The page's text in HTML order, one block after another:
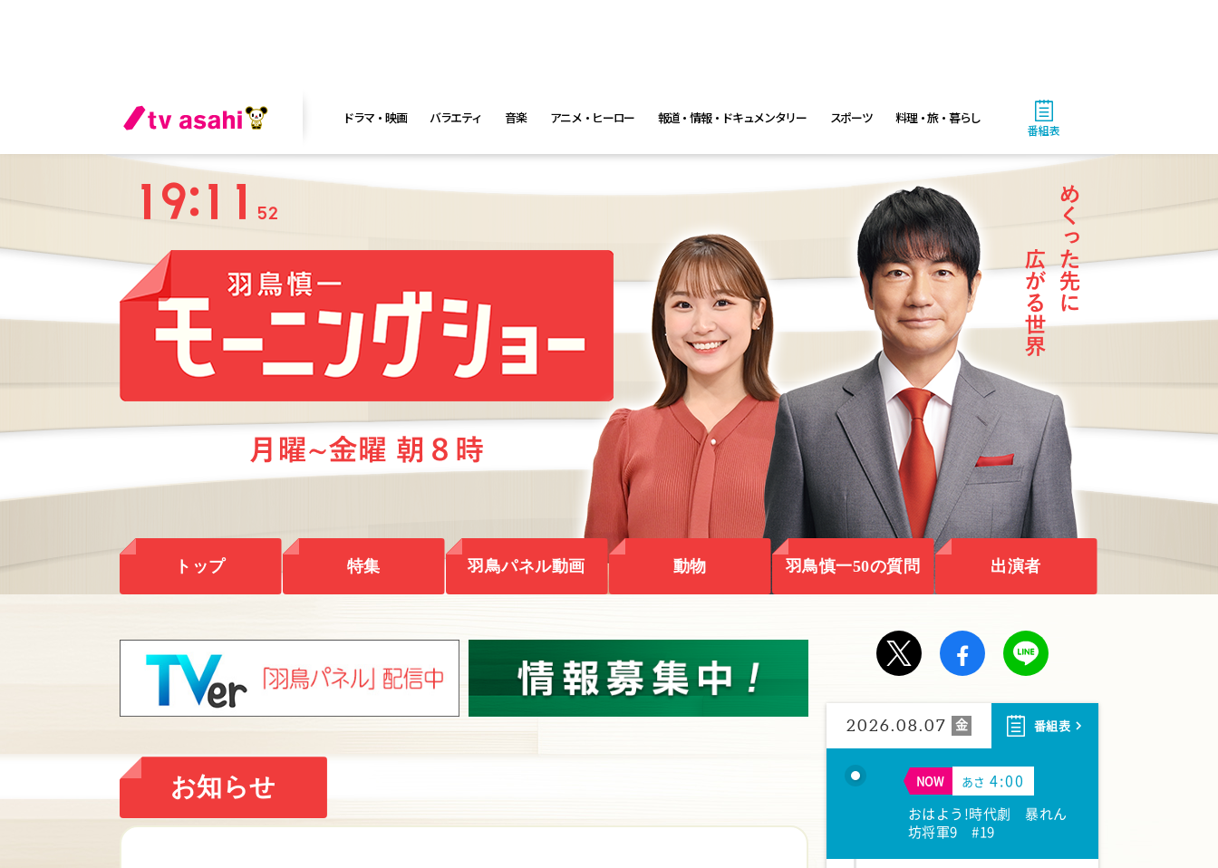
ドラマ・映画 バラエティ 音楽 アニメ・ヒーロー 報道・情報・ドキュメンタリー スポーツ 料理・旅・暮らし
番組表
19:11 53
トップ 特集 羽鳥パネル動画 動物 羽鳥慎一50の質問 出演者
お知らせ
2026.08.07 金 番組表
NOW あさ 4:00
おはよう!時代劇 暴れん
坊将軍9 #19